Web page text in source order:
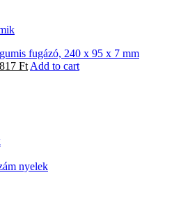
fugázó, 240 x 95 x 7 mm
Ft Add to cart
nyelek